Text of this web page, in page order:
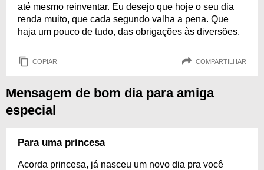
até mesmo reinventar. Eu desejo que hoje o seu dia
renda muito, que cada segundo valha a pena. Que
haja um pouco de tudo, das obrigações às diversões.
COPIAR COMPARTILHAR
Mensagem de bom dia para amiga
especial
Para uma princesa
Acorda princesa, já nasceu um novo dia pra você